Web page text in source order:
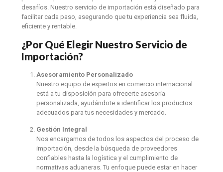
desafíos. Nuestro servicio de importación está diseñado para
facilitar cada paso, asegurando que tu experiencia sea fluida,
eficiente y rentable.
¿Por Qué Elegir Nuestro Servicio de
Importación?
Asesoramiento Personalizado
Nuestro equipo de expertos en comercio internacional
está a tu disposición para ofrecerte asesoría
personalizada, ayudándote a identificar los productos
adecuados para tus necesidades y mercado.
Gestión Integral
Nos encargamos de todos los aspectos del proceso de
importación, desde la búsqueda de proveedores
confiables hasta la logística y el cumplimiento de
normativas aduaneras. Tu enfoque puede estar en hacer